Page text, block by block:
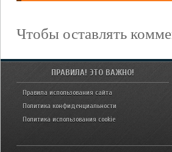
Чтобы оставлять
ПРАВИЛА! ЭТО ВАЖНО!
Правила использования сайта
Политика конфиденциальности
Политика использования cookie